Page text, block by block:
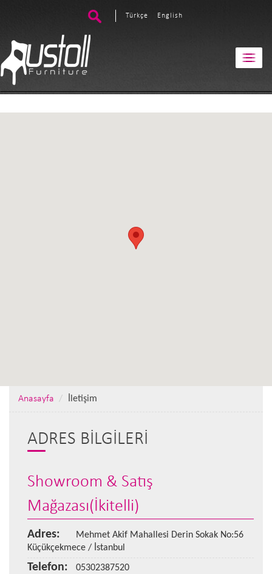
Türkçe English
Anasayfa İletişim
ADRES BILGILERI
Showroom & Satış
Mağazası(İkitelli)
Adres:
Mehmet Akif Mahallesi Derin Sokak No:56
Küçükçekmece / İstanbul
Telefon: 05302387520